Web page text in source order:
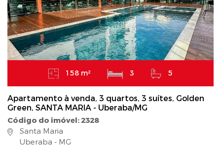
158 m² 3 5
Apartamento à venda, 3 quartos, 3 suítes, Golden
Green, SANTA MARIA - Uberaba/MG
Código do imóvel: 2328
Santa Maria
Uberaba - MG